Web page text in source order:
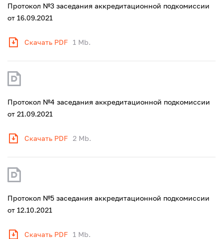
Протокол №3 заседания аккредитационной подкомиссии
от 16.09.2021
Скачать PDF 1 Mb.
Протокол №4 заседания аккредитационной подкомиссии
от 21.09.2021
Скачать PDF 2 Mb.
Протокол №5 заседания аккредитационной подкомиссии
от 12.10.2021
Скачать PDF 1 Mb.